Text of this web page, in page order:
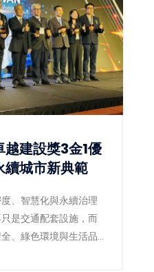
建設獎3金1優
城市新典範
、智慧化與永續治理
是交通配套設施，而
、綠色環境與生活品